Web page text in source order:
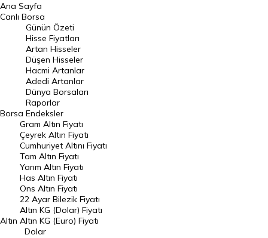
BIST 100 Hisseleri
En Çok Artan Hisseler
En Çok Düşen Hisseler
Hacmi Artanlar
Geçmiş Kapanışlar
Dünya Borsaları
Raporlar
Endeksler
DÖVİZ
Döviz Kuru
Dolar Kuru
Euro Kuru
Ana Sayfa
Canlı Borsa
Borsa
Günün Özeti
Hisse Fiyatları
Artan Hisseler
Düşen Hisseler
Hacmi Artanlar
Adedi Artanlar
Dünya Borsaları
Raporlar
Endeksler
Altın
Gram Altın Fiyatı
Çeyrek Altın Fiyatı
Cumhuriyet Altını Fiyatı
Tam Altın Fiyatı
Yarım Altın Fiyatı
Has Altın Fiyatı
Ons Altın Fiyatı
22 Ayar Bilezik Fiyatı
Altın KG (Dolar) Fiyatı
Altın KG (Euro) Fiyatı
Dolar